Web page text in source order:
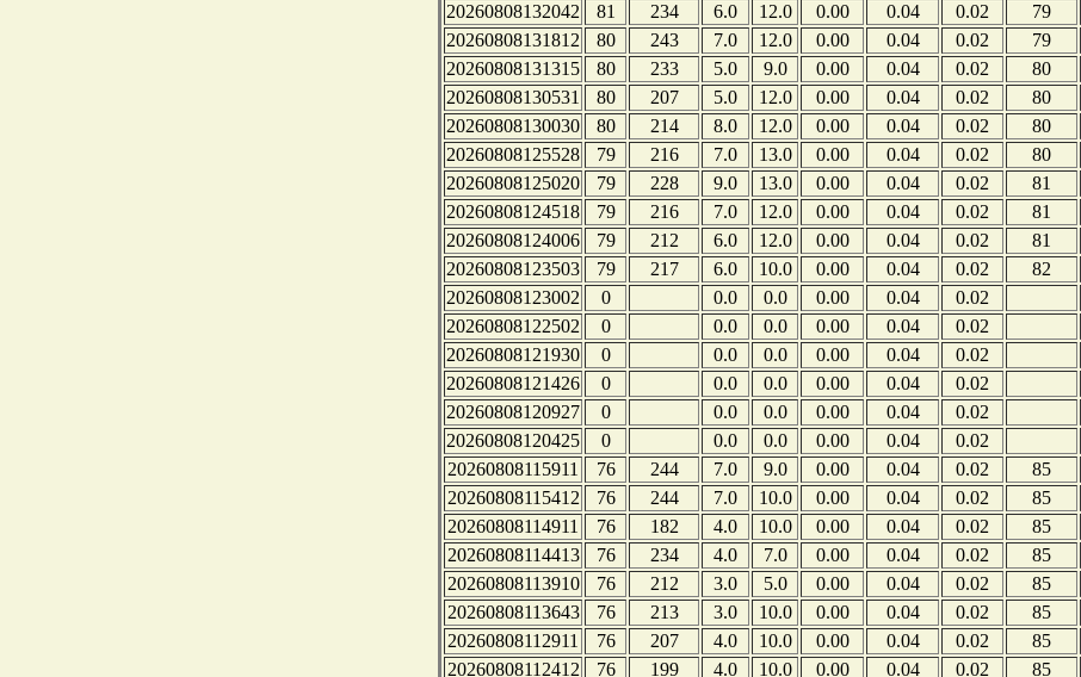
20260808132042
81 234 6.0 12.0 0.00 0.04 0.02 79
20260808131812
80 243 7.0 12.0 0.00 0.04 0.02 79
20260808131315
80 233 5.0 9.0 0.00 0.04 0.02 80
20260808130531
80 207 5.0 12.0 0.00 0.04 0.02 80
20260808130030
80 214 8.0 12.0 0.00 0.04 0.02 80
20260808125528
79 216 7.0 13.0 0.00 0.04 0.02 80
20260808125020
79 228 9.0 13.0 0.00 0.04 0.02 81
20260808124518
79 216 7.0 12.0 0.00 0.04 0.02 81
20260808124006
79 212 6.0 12.0 0.00 0.04 0.02 81
20260808123503
79 217 6.0 10.0 0.00 0.04 0.02 82
20260808123002
0 0.0 0.0 0.00 0.04 0.02
20260808122502
0 0.0 0.0 0.00 0.04 0.02
20260808121930
0 0.0 0.0 0.00 0.04 0.02
20260808121426
0 0.0 0.0 0.00 0.04 0.02
20260808120927
0 0.0 0.0 0.00 0.04 0.02
20260808120425
0 0.0 0.0 0.00 0.04 0.02
20260808115911
76 244 7.0 9.0 0.00 0.04 0.02 85
20260808115412
76 244 7.0 10.0 0.00 0.04 0.02 85
20260808114911
76 182 4.0 10.0 0.00 0.04 0.02 85
20260808114413
76 234 4.0 7.0 0.00 0.04 0.02 85
20260808113910
76 212 3.0 5.0 0.00 0.04 0.02 85
20260808113643
76 213 3.0 10.0 0.00 0.04 0.02 85
20260808112911
76 207 4.0 10.0 0.00 0.04 0.02 85
20260808112412
76 199 4.0 10.0 0.00 0.04 0.02 85